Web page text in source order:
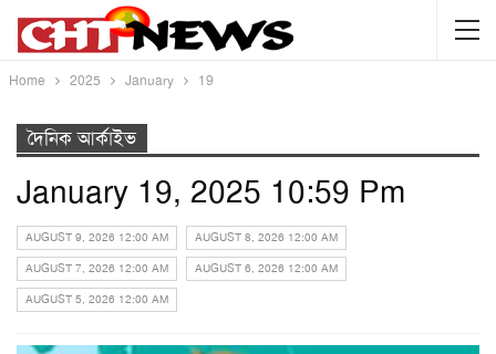
Home 2025 January 19
দৈনিক আর্কাইভ
January 19, 2025 10:59 Pm
AUGUST 9, 2026 12:00 AM AUGUST 8, 2026 12:00 AM
AUGUST 7, 2026 12:00 AM AUGUST 6, 2026 12:00 AM
AUGUST 5, 2026 12:00 AM